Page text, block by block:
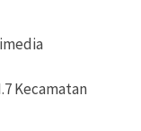
Kecamatan